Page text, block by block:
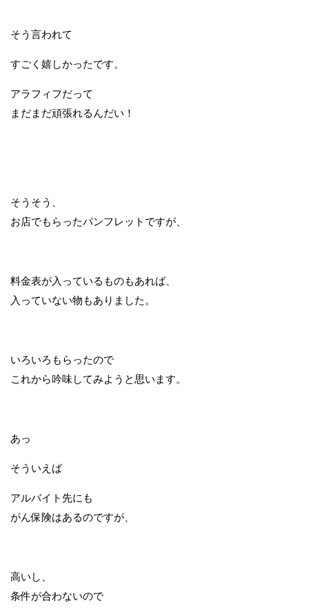
そう言われて
すごく嬉しかったです。
アラフィフだって
まだまだ頑張れるんだい！
そうそう、
お店でもらったパンフレットですが、
料金表が入っているものもあれば、
入っていない物もありました。
いろいろもらったので
これから吟味してみようと思います。
あっ
そういえば
アルバイト先にも
がん保険はあるのですが、
高いし、
条件が合わないので